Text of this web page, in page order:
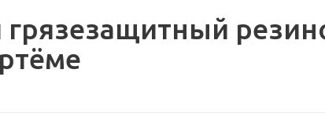
грязезащитный